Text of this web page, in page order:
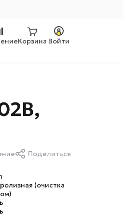
Корзина Войти
Поделиться
(очистка